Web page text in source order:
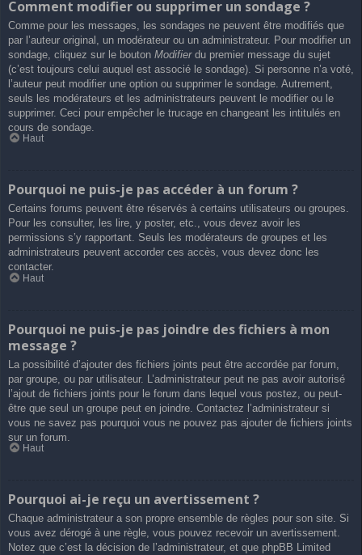
Comment modifier ou supprimer un sondage ?
Comme pour les messages, les sondages ne peuvent être modifiés que
par l’auteur original, un modérateur ou un administrateur. Pour modifier un
sondage, cliquez sur le bouton Modifierdu premier message du sujet
(c’est toujours celui auquel est associé le sondage). Si personne n’a voté,
l’auteur peut modifier une option ou supprimer le sondage. Autrement,
seuls les modérateurs et les administrateurs peuvent le modifier ou le
supprimer. Ceci pour empêcher le trucage en changeant les intitulés en
cours de sondage.
Haut
Pourquoi ne puis-je pas accéder à un forum ?
Certains forums peuvent être réservés à certains utilisateurs ou groupes.
Pour les consulter, les lire, y poster, etc., vous devez avoir les
permissions s’y rapportant. Seuls les modérateurs de groupes et les
administrateurs peuvent accorder ces accès, vous devez donc les
contacter.
Haut
Pourquoi ne puis-je pas joindre des fichiers à mon
message ?
La possibilité d’ajouter des fichiers joints peut être accordée par forum,
par groupe, ou par utilisateur. L’administrateur peut ne pas avoir autorisé
l’ajout de fichiers joints pour le forum dans lequel vous postez, ou peut-
être que seul un groupe peut en joindre. Contactez l’administrateur si
vous ne savez pas pourquoi vous ne pouvez pas ajouter de fichiers joints
sur un forum.
Haut
Pourquoi ai-je reçu un avertissement ?
Chaque administrateur a son propre ensemble de règles pour son site. Si
vous avez dérogé à une règle, vous pouvez recevoir un avertissement.
Notez que c’est la décision de l’administrateur, et que phpBB Limited